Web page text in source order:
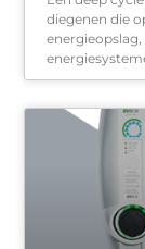
diegenen die